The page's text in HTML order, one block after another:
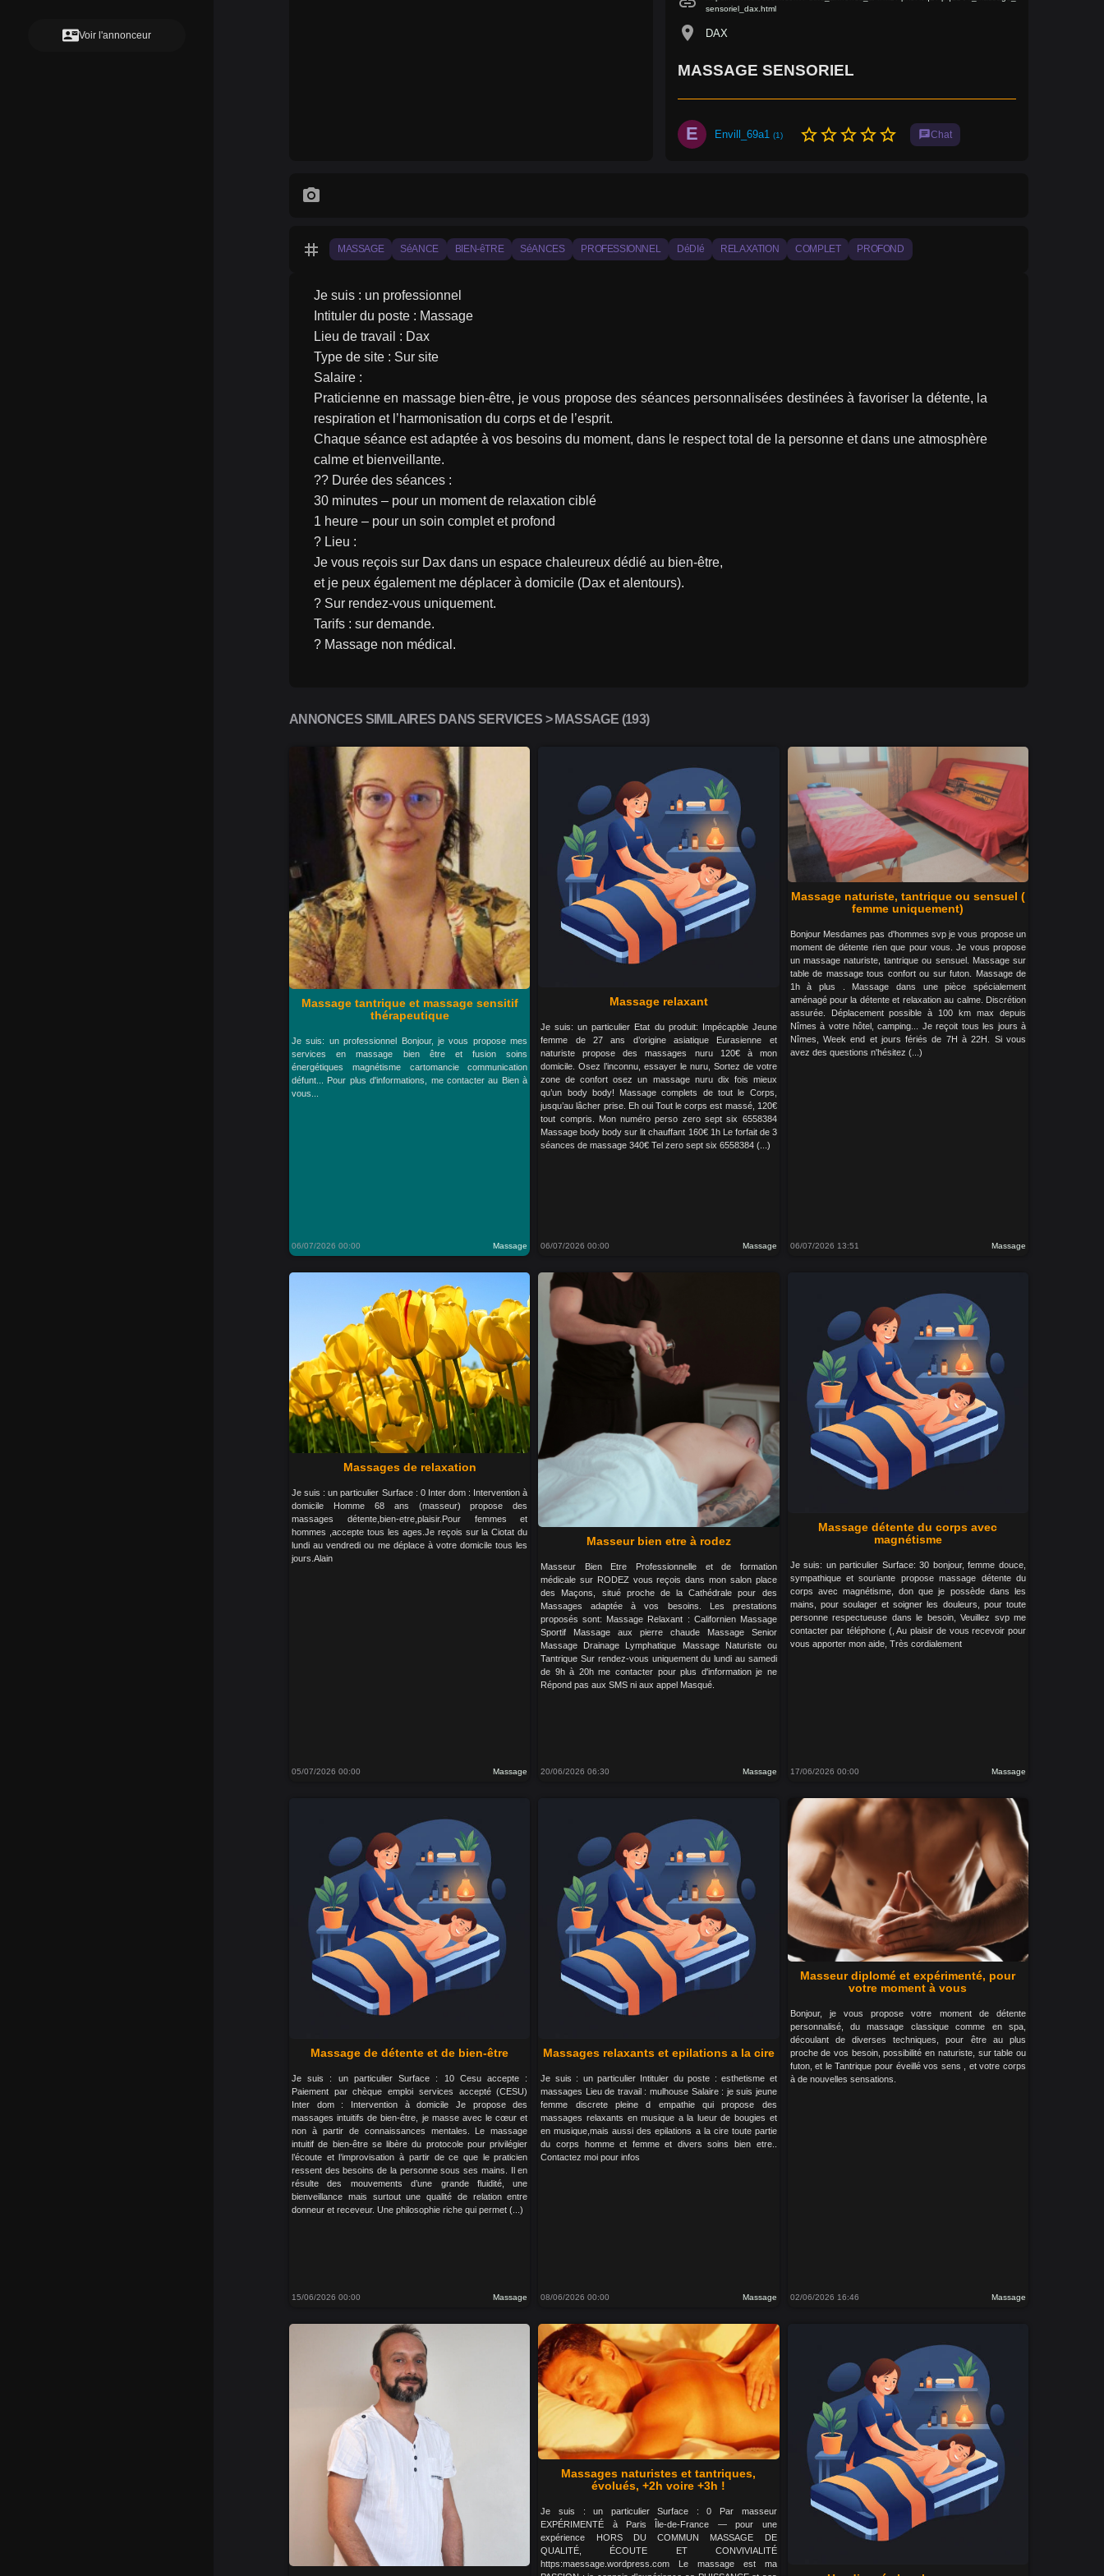
contact_mailVoir l'annonceur
sensoriel_dax.html
location_on DAX
MASSAGE SENSORIEL
E Envill_69a1 (1) star_borderstar_borderstar_borderstar_borderstar_border chatChat
photo_camera
tag MASSAGE SéANCE BIEN-êTRE SéANCES PROFESSIONNEL DéDIé RELAXATION COMPLET PROFOND
Je suis : un professionnel
Intituler du poste : Massage
Lieu de travail : Dax
Type de site : Sur site
Salaire :
Praticienne en massage bien-être, je vous propose des séances personnalisées destinées à favoriser la détente, la
respiration et l’harmonisation du corps et de l’esprit.
Chaque séance est adaptée à vos besoins du moment, dans le respect total de la personne et dans une atmosphère
calme et bienveillante.
?? Durée des séances :
30 minutes – pour un moment de relaxation ciblé
1 heure – pour un soin complet et profond
? Lieu :
Je vous reçois sur Dax dans un espace chaleureux dédié au bien-être,
et je peux également me déplacer à domicile (Dax et alentours).
? Sur rendez-vous uniquement.
Tarifs : sur demande.
? Massage non médical.
ANNONCES SIMILAIRES DANS SERVICES > MASSAGE (193)
Massage tantrique et massage sensitif
thérapeutique
Je suis: un professionnel Bonjour, je vous propose mes
services en massage bien être et fusion soins
énergétiques magnétisme cartomancie communication
défunt... Pour plus d'informations, me contacter au Bien à
vous...
06/07/2026 00:00 Massage
Massage relaxant
Je suis: un particulier Etat du produit: Impécapble Jeune
femme de 27 ans d’origine asiatique Eurasienne et
naturiste propose des massages nuru 120€ à mon
domicile. Osez l’inconnu, essayer le nuru, Sortez de votre
zone de confort osez un massage nuru dix fois mieux
qu’un body body! Massage complets de tout le Corps,
jusqu’au lâcher prise. Eh oui Tout le corps est massé, 120€
tout compris. Mon numéro perso zero sept six 6558384
Massage body body sur lit chauffant 160€ 1h Le forfait de 3
séances de massage 340€ Tel zero sept six 6558384 (...)
06/07/2026 00:00 Massage
Massage naturiste, tantrique ou sensuel (
femme uniquement)
Bonjour Mesdames pas d'hommes svp je vous propose un
moment de détente rien que pour vous. Je vous propose
un massage naturiste, tantrique ou sensuel. Massage sur
table de massage tous confort ou sur futon. Massage de
1h à plus . Massage dans une pièce spécialement
aménagé pour la détente et relaxation au calme. Discrétion
assurée. Déplacement possible à 100 km max depuis
Nîmes à votre hôtel, camping... Je reçoit tous les jours à
Nîmes, Week end et jours fériés de 7H à 22H. Si vous
avez des questions n'hésitez (...)
06/07/2026 13:51 Massage
Massages de relaxation
Je suis : un particulier Surface : 0 Inter dom : Intervention à
domicile Homme 68 ans (masseur) propose des
massages détente,bien-etre,plaisir.Pour femmes et
hommes ,accepte tous les ages.Je reçois sur la Ciotat du
lundi au vendredi ou me déplace à votre domicile tous les
jours.Alain
05/07/2026 00:00 Massage
Masseur bien etre à rodez
Masseur Bien Etre Professionnelle et de formation
médicale sur RODEZ vous reçois dans mon salon place
des Maçons, situé proche de la Cathédrale pour des
Massages adaptée à vos besoins. Les prestations
proposés sont: Massage Relaxant : Californien Massage
Sportif Massage aux pierre chaude Massage Senior
Massage Drainage Lymphatique Massage Naturiste ou
Tantrique Sur rendez-vous uniquement du lundi au samedi
de 9h à 20h me contacter pour plus d'information je ne
Répond pas aux SMS ni aux appel Masqué.
20/06/2026 06:30 Massage
Massage détente du corps avec
magnétisme
Je suis: un particulier Surface: 30 bonjour, femme douce,
sympathique et souriante propose massage détente du
corps avec magnétisme, don que je possède dans les
mains, pour soulager et soigner les douleurs, pour toute
personne respectueuse dans le besoin, Veuillez svp me
contacter par téléphone (, Au plaisir de vous recevoir pour
vous apporter mon aide, Très cordialement
17/06/2026 00:00 Massage
Massage de détente et de bien-être
Je suis : un particulier Surface : 10 Cesu accepte :
Paiement par chèque emploi services accepté (CESU)
Inter dom : Intervention à domicile Je propose des
massages intuitifs de bien-être, je masse avec le cœur et
non à partir de connaissances mentales. Le massage
intuitif de bien-être se libère du protocole pour privilégier
l’écoute et l’improvisation à partir de ce que le praticien
ressent des besoins de la personne sous ses mains. Il en
résulte des mouvements d’une grande fluidité, une
bienveillance mais surtout une qualité de relation entre
donneur et receveur. Une philosophie riche qui permet (...)
15/06/2026 00:00 Massage
Massages relaxants et epilations a la cire
Je suis : un particulier Intituler du poste : esthetisme et
massages Lieu de travail : mulhouse Salaire : je suis jeune
femme discrete pleine d empathie qui propose des
massages relaxants en musique a la lueur de bougies et
en musique,mais aussi des epilations a la cire toute partie
du corps homme et femme et divers soins bien etre..
Contactez moi pour infos
08/06/2026 00:00 Massage
Masseur diplomé et expérimenté, pour
votre moment à vous
Bonjour, je vous propose votre moment de détente
personnalisé, du massage classique comme en spa,
découlant de diverses techniques, pour être au plus
proche de vos besoin, possibilité en naturiste, sur table ou
futon, et le Tantrique pour éveillé vos sens , et votre corps
à de nouvelles sensations.
02/06/2026 16:46 Massage
Massages naturistes et tantriques,
évolués, +2h voire +3h !
Je suis : un particulier Surface : 0 Par masseur
EXPÉRIMENTÉ à Paris Île-de-France — pour une
expérience HORS DU COMMUN MASSAGE DE
QUALITÉ, ÉCOUTE ET CONVIVIALITÉ
https:maessage.wordpress.com Le massage est ma